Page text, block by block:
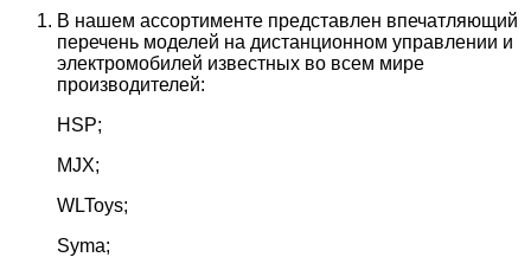
В нашем ассортименте представлен впечатляющий
перечень моделей на дистанционном управлении и
электромобилей известных во всем мире
производителей:
HSP;
MJX;
WLToys;
Syma;